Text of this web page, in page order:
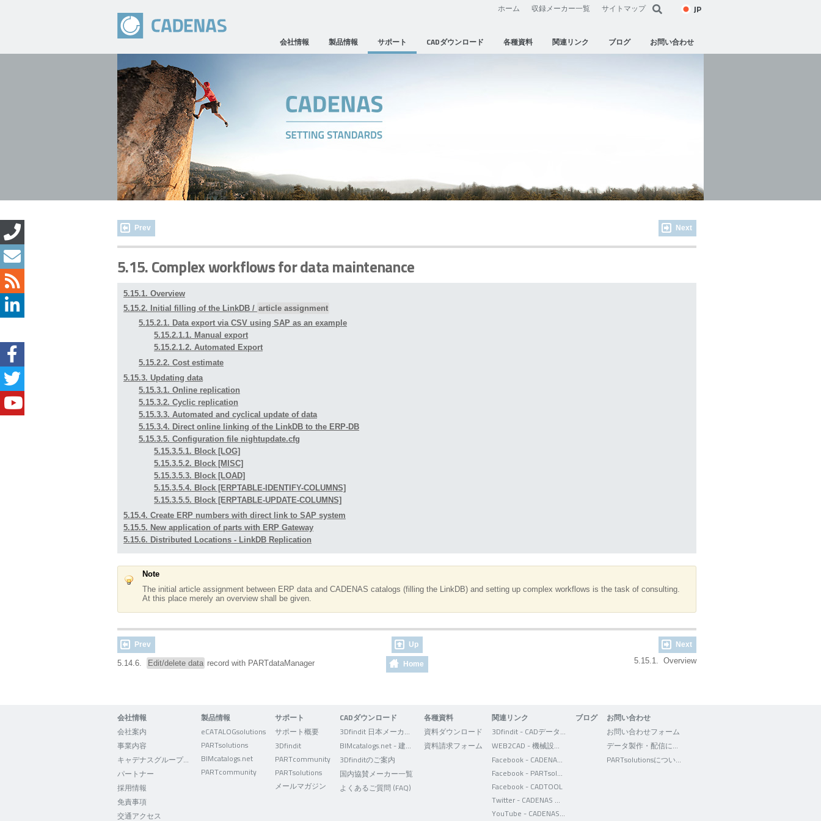
ホーム 収録メーカー一覧 サイトマップ JP
会社情報 製品情報 サポート CADダウンロード 各種資料 関連リンク ブログ お問い合わせ
Prev Next
5.15. Complex workflows for data maintenance
5.15.1. Overview
5.15.2. Initial filling of the LinkDB / article assignment
5.15.2.1. Data export via CSV using SAP as an example
5.15.2.1.1. Manual export
5.15.2.1.2. Automated Export
5.15.2.2. Cost estimate
5.15.3. Updating data
5.15.3.1. Online replication
5.15.3.2. Cyclic replication
5.15.3.3. Automated and cyclical update of data
5.15.3.4. Direct online linking of the LinkDB to the ERP-DB
5.15.3.5. Configuration file nightupdate.cfg
5.15.3.5.1. Block [LOG]
5.15.3.5.2. Block [MISC]
5.15.3.5.3. Block [LOAD]
5.15.3.5.4. Block [ERPTABLE-IDENTIFY-COLUMNS]
5.15.3.5.5. Block [ERPTABLE-UPDATE-COLUMNS]
5.15.4. Create ERP numbers with direct link to SAP system
5.15.5. New application of parts with ERP Gateway
5.15.6. Distributed Locations - LinkDB Replication
Note
The initial article assignment between ERP data and CADENAS catalogs (filling the LinkDB) and setting up complex workflows is the task of consulting.
At this place merely an overview shall be given.
Prev Up Next
5.14.6. Edit/delete data record with PARTdataManager Home 5.15.1. Overview
会社情報
会社案内
事業内容
パートナー
採用情報
免責事項
交通アクセス
製品情報
eCATALOGsolutions
PARTsolutions
BIMcatalogs.net
PARTcommunity
サポート
サポート概要
3Dfindit
PARTcommunity
PARTsolutions
メールマガジン
CADダウンロード
3Dfinditのご案内
国内協賛メーカー一覧
よくあるご質問 (FAQ)
各種資料
資料ダウンロード
資料請求フォーム
関連リンク
Facebook - CADENAS WEB2CAD
Facebook - CADTOOL
ブログ お問い合わせ
お問い合わせフォーム